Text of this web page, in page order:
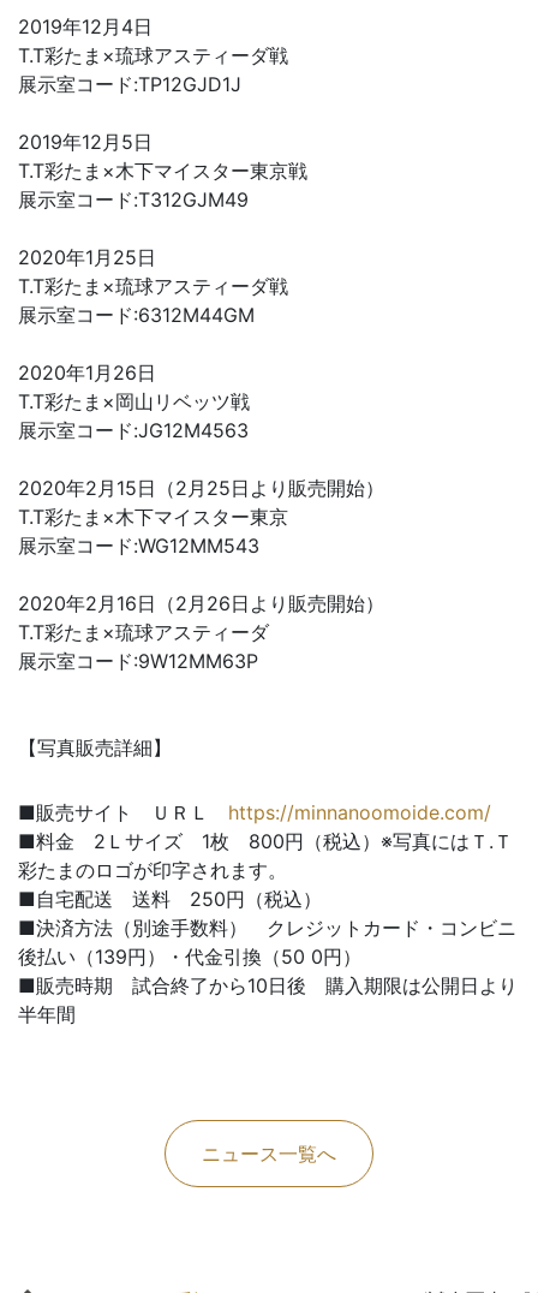
2019年12月4日
T.T彩たま×琉球アスティーダ戦
展示室コード:TP12GJD1J
2019年12月5日
T.T彩たま×木下マイスター東京戦
展示室コード:T312GJM49
2020年1月25日
T.T彩たま×琉球アスティーダ戦
展示室コード:6312M44GM
2020年1月26日
T.T彩たま×岡山リベッツ戦
展示室コード:JG12M4563
2020年2月15日（2月25日より販売開始）
T.T彩たま×木下マイスター東京
展示室コード:WG12MM543
2020年2月16日（2月26日より販売開始）
T.T彩たま×琉球アスティーダ
展示室コード:9W12MM63P
【写真販売詳細】
■販売サイト ＵＲＬ https://minnanoomoide.com/
■料金 2Ｌサイズ 1枚 800円（税込）※写真にはＴ.Ｔ
彩たまのロゴが印字されます。
■自宅配送 送料 250円（税込）
■決済方法（別途手数料） クレジットカード・コンビニ
後払い（139円）・代金引換（50 0円）
■販売時期 試合終了から10日後 購入期限は公開日より
半年間
ニュース一覧へ